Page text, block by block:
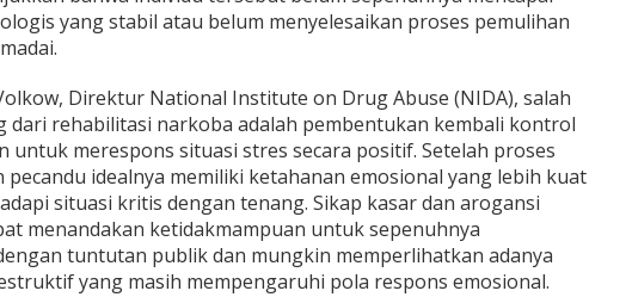
yang stabil atau belum menyelesaikan proses pemulihan
Direktur National Institute on Drug Abuse (NIDA), salah
dari rehabilitasi narkoba adalah pembentukan kembali kontrol
untuk merespons situasi stres secara positif. Setelah proses
idealnya memiliki ketahanan emosional yang lebih kuat
situasi kritis dengan tenang. Sikap kasar dan arogansi
menandakan ketidakmampuan untuk sepenuhnya
tuntutan publik dan mungkin memperlihatkan adanya
yang masih mempengaruhi pola respons emosional.